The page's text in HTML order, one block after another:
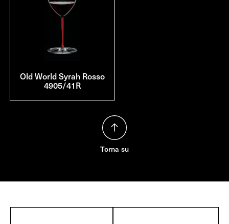
Old World Syrah Rosso
4905/41R
Torna su